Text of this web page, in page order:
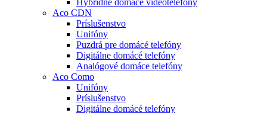
Hybridné domáce videotelefóny
Aco CDN
Príslušenstvo
Unifóny
Puzdrá pre domácé telefóny
Digitálne domácé telefóny
Analógové domáce telefóny
Aco Como
Unifóny
Príslušenstvo
Digitálne domácé telefóny